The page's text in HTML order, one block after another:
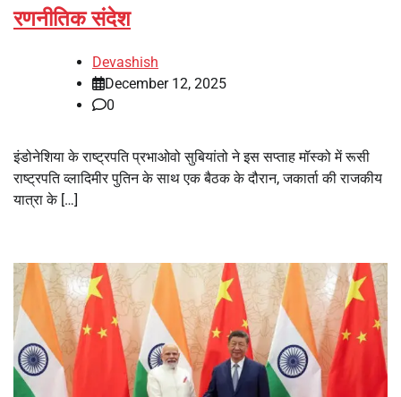
रणनीतिक संदेश
Devashish
December 12, 2025
0
इंडोनेशिया के राष्ट्रपति प्रभाओवो सुबियांतो ने इस सप्ताह मॉस्को में रूसी
राष्ट्रपति व्लादिमीर पुतिन के साथ एक बैठक के दौरान, जकार्ता की राजकीय
यात्रा के […]